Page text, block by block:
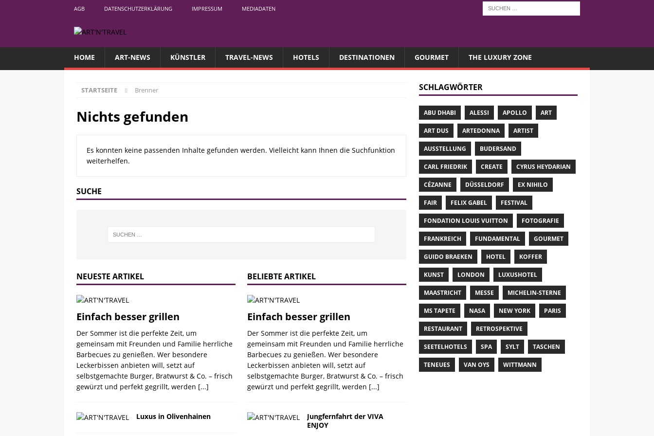
AGB DATENSCHUTZERKLÄRUNG IMPRESSUM MEDIADATEN
HOME ART-NEWS KÜNSTLER TRAVEL-NEWS HOTELS DESTINATIONEN GOURMET THE LUXURY ZONE
STARTSEITE Brenner
Nichts gefunden
Es konnten keine passenden Inhalte gefunden werden. Vielleicht kann Ihnen die Suchfunktion
weiterhelfen.
SUCHE
NEUESTE ARTIKEL
Einfach besser grillen
Der Sommer ist die perfekte Zeit, um
gemeinsam mit Freunden und Familie herrliche
Barbecues zu genießen. Wer besondere
Leckerbissen anbieten will, setzt auf
selbstgemachte Burger, Bratwurst & Co. – frisch
gewürzt und perfekt gegrillt, werden [...]
Luxus in Olivenhainen
BELIEBTE ARTIKEL
Einfach besser grillen
Der Sommer ist die perfekte Zeit, um
gemeinsam mit Freunden und Familie herrliche
Barbecues zu genießen. Wer besondere
Leckerbissen anbieten will, setzt auf
selbstgemachte Burger, Bratwurst & Co. – frisch
gewürzt und perfekt gegrillt, werden [...]
Jungfernfahrt der VIVA
ENJOY
SCHLAGWÖRTER
ABU DHABI ALESSI APOLLO ART
ART DUS ARTEDONNA ARTIST
AUSSTELLUNG BUDERSAND
CARL FRIEDRIK CREATE CYRUS HEYDARIAN
CÉZANNE DÜSSELDORF EX NIHILO
FAIR FELIX GABEL FESTIVAL
FONDATION LOUIS VUITTON FOTOGRAFIE
FRANKREICH FUNDAMENTAL GOURMET
GUIDO BRAEKEN HOTEL KOFFER
KUNST LONDON LUXUSHOTEL
MAASTRICHT MESSE MICHELIN-STERNE
MS TAPETE NASA NEW YORK PARIS
RESTAURANT RETROSPEKTIVE
SEETELHOTELS SPA SYLT TASCHEN
TENEUES VAN OYS WITTMANN